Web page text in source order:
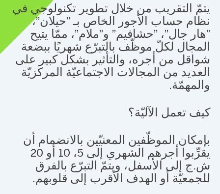
يتمّ التقريب من خلال تطوير تكنولوجي في
نظام حساب الأجور الخاص بـ "حيلان"،
"هار جال"، "حشافيم" و"ملام"، ممّا يتيح
المجال لكلّ موظّف بالتبرّع شهريًا ببضعة
شواقل من أجره، والتأثير بشكل كبير على
العديد من المجالات الاجتماعيّة المركزيّة
والمهمّة.
كيف تعمل الآليّة؟
بإمكان الموظّفين المعنيّين بالانضمام أن
يقرِّبوا أجرهم الشهري إلى 5، 10 أو 20
ش.ج إلى الأسفل، ويتمّ التبرّع بالفرق
للجمعيّة أو الهدف الأقرب إلى قلوبهم.